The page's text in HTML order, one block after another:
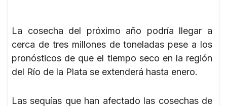
La cosecha del próximo año podría llegar a
cerca de tres millones de toneladas pese a los
pronósticos de que el tiempo seco en la región
del Río de la Plata se extenderá hasta enero.
Las sequías que han afectado las cosechas de